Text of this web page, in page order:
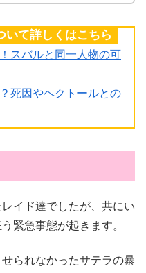
いて詳しくはこちら
スバルと同一人物の可
死因やヘクトールとの
イド達でしたが、共にい
緊急事態が起きます。
られなかったサテラの暴